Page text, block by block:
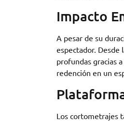
Impacto
A pesar de su
espectador. Desde
profundas gracias
redención en un
Los cortometrajes